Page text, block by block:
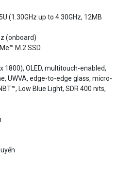
(1.30GHz up to 4.30GHz, 12MB
(onboard)
M.2 SSD
1800), OLED, multitouch-enabled,
UWVA, edge-to-edge glass, micro-
Low Blue Light, SDR 400 nits,